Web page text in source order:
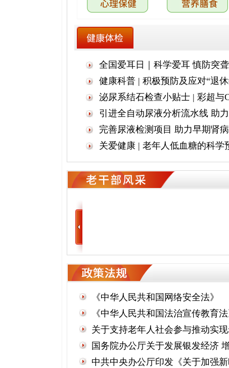
全国爱耳日｜科学爱耳 慎防突聋
健康科普 | 积极预防及应对“退
《中华人民共和国网络安全法》
《中华人民共和国法治宣传教育法